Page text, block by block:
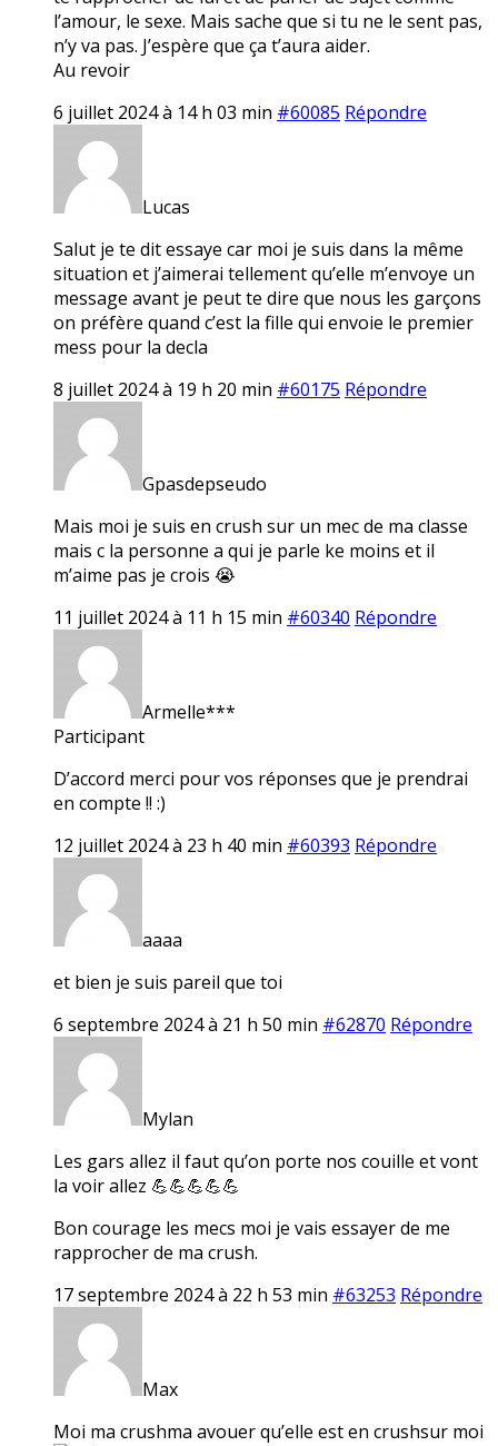
l’amour, le sexe. Mais sache que si tu ne le sent pas,
n’y va pas. J’espère que ça t’aura aider.
Au revoir
6 juillet 2024 à 14 h 03 min #60085 Répondre
Lucas
Salut je te dit essaye car moi je suis dans la même
situation et j’aimerai tellement qu’elle m’envoye un
message avant je peut te dire que nous les garçons
on préfère quand c’est la fille qui envoie le premier
mess pour la decla
8 juillet 2024 à 19 h 20 min #60175 Répondre
Gpasdepseudo
Mais moi je suis en crush sur un mec de ma classe
mais c la personne a qui je parle ke moins et il
m’aime pas je crois 😭
11 juillet 2024 à 11 h 15 min #60340 Répondre
Armelle***
Participant
D’accord merci pour vos réponses que je prendrai
en compte !! :)
12 juillet 2024 à 23 h 40 min #60393 Répondre
aaaa
et bien je suis pareil que toi
6 septembre 2024 à 21 h 50 min #62870 Répondre
Mylan
Les gars allez il faut qu’on porte nos couille et vont
la voir allez 💪💪💪💪💪
Bon courage les mecs moi je vais essayer de me
rapprocher de ma crush.
17 septembre 2024 à 22 h 53 min #63253 Répondre
Max
Moi ma crushma avouer qu’elle est en crushsur moi